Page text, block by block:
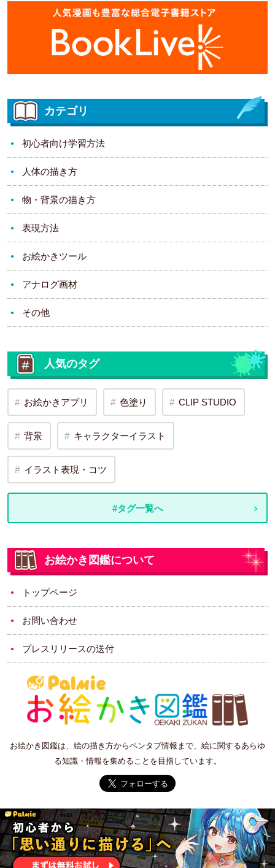
カテゴリ
初心者向け学習方法
人体の描き方
物・背景の描き方
表現方法
お絵かきツール
アナログ画材
その他
人気のタグ
お絵かきアプリ 色塗り CLIP STUDIO
背景 キャラクターイラスト
イラスト表現・コツ
#タグ一覧へ
お絵かき図鑑について
トップページ
お問い合わせ
プレスリリースの送付
お絵かき図鑑は、絵の描き方からペンタブ情報まで、絵に関するあらゆ
る知識・情報を集めることを目指しています。